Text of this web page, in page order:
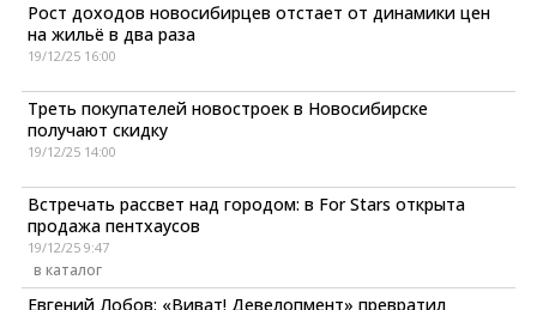
Рост доходов новосибирцев отстает от динамики цен
на жильё в два раза
19/12/25 16:00
Треть покупателей новостроек в Новосибирске
получают скидку
19/12/25 14:00
Встречать рассвет над городом: в For Stars открыта
продажа пентхаусов
19/12/25 9:47
в каталог
Евгений Лобов: «Виват! Девелопмент» превратил